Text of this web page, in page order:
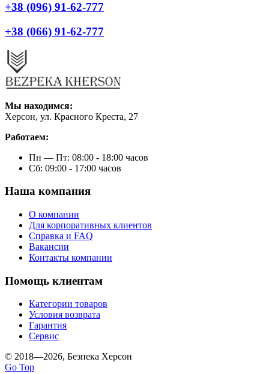
+38 (096) 91-62-777
+38 (066) 91-62-777
Мы находимся:
Херсон, ул. Красного Креста, 27
Работаем:
Пн — Пт: 08:00 - 18:00 часов
Сб: 09:00 - 17:00 часов
Наша компания
О компании
Для корпоративных клиентов
Справка и FAQ
Вакансии
Контакты компании
Помощь клиентам
Категории товаров
Условия возврата
Гарантия
Сервис
© 2018—2026, Безпека Херсон
Go Top